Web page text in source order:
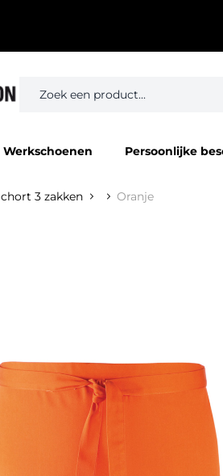
Werkschoenen Persoonlijke
3 zakken Oranje